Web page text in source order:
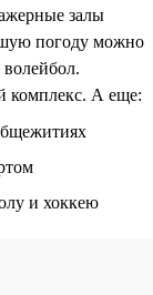
залы
погоду можно
волейбол.
комплекс. А еще:
и хоккею